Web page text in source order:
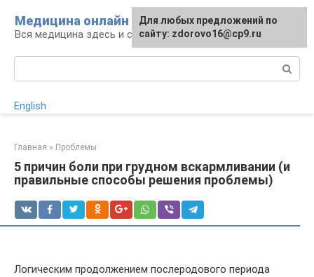
контенту
Медицина онлайн
Вся медицина здесь и сейчас
English
Главная » Проблемы
5 причин боли при грудном вскармливании (и
правильные способы решения проблемы)
Логическим продолжением послеродового периода
Для любых предложений по
сайту: zdorovo16@cp9.ru